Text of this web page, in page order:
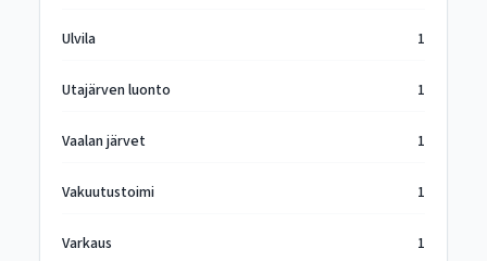
Ulvila 1
Utajärven luonto 1
Vaalan järvet 1
Vakuutustoimi 1
Varkaus 1